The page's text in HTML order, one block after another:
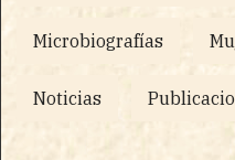
Microbiografías
Noticias